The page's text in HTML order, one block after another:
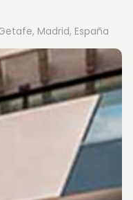
Madrid, España